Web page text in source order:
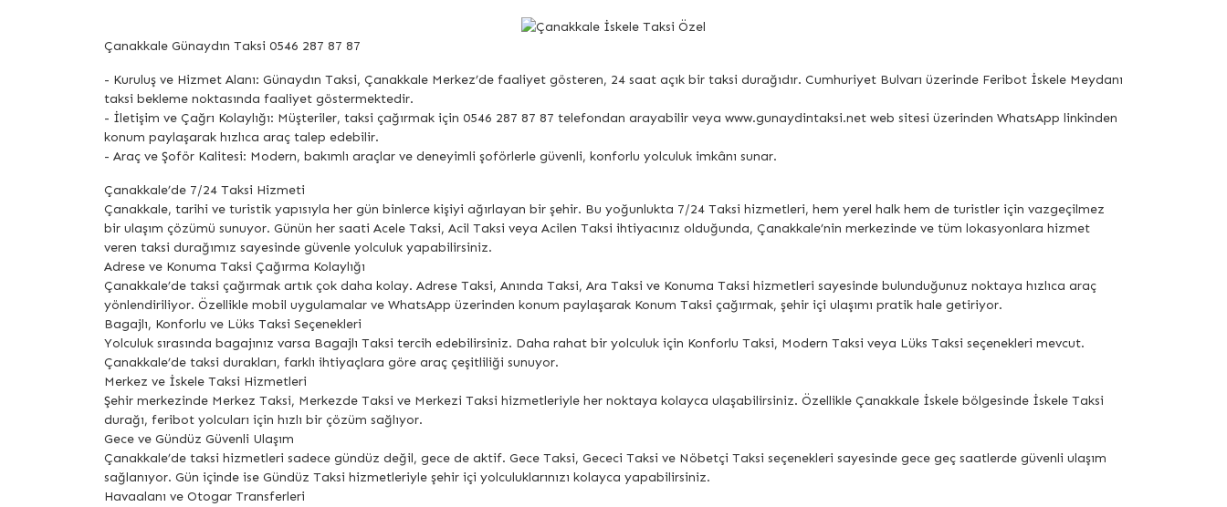
Çanakkale Günaydın Taksi 0546 287 87 87
- Kuruluş ve Hizmet Alanı: Günaydın Taksi, Çanakkale Merkez’de faaliyet gösteren, 24 saat açık bir taksi durağıdır. Cumhuriyet Bulvarı üzerinde Feribot İskele Meydanı
taksi bekleme noktasında faaliyet göstermektedir.
- İletişim ve Çağrı Kolaylığı: Müşteriler, taksi çağırmak için 0546 287 87 87 telefondan arayabilir veya www.gunaydintaksi.net web sitesi üzerinden WhatsApp linkinden
konum paylaşarak hızlıca araç talep edebilir.
- Araç ve Şoför Kalitesi: Modern, bakımlı araçlar ve deneyimli şoförlerle güvenli, konforlu yolculuk imkânı sunar.
Çanakkale’de 7/24 Taksi Hizmeti
Çanakkale, tarihi ve turistik yapısıyla her gün binlerce kişiyi ağırlayan bir şehir. Bu yoğunlukta 7/24 Taksi hizmetleri, hem yerel halk hem de turistler için vazgeçilmez
bir ulaşım çözümü sunuyor. Günün her saati Acele Taksi, Acil Taksi veya Acilen Taksi ihtiyacınız olduğunda, Çanakkale’nin merkezinde ve tüm lokasyonlara hizmet
veren taksi durağımız sayesinde güvenle yolculuk yapabilirsiniz.
Adrese ve Konuma Taksi Çağırma Kolaylığı
Çanakkale’de taksi çağırmak artık çok daha kolay. Adrese Taksi, Anında Taksi, Ara Taksi ve Konuma Taksi hizmetleri sayesinde bulunduğunuz noktaya hızlıca araç
yönlendiriliyor. Özellikle mobil uygulamalar ve WhatsApp üzerinden konum paylaşarak Konum Taksi çağırmak, şehir içi ulaşımı pratik hale getiriyor.
Bagajlı, Konforlu ve Lüks Taksi Seçenekleri
Yolculuk sırasında bagajınız varsa Bagajlı Taksi tercih edebilirsiniz. Daha rahat bir yolculuk için Konforlu Taksi, Modern Taksi veya Lüks Taksi seçenekleri mevcut.
Çanakkale’de taksi durakları, farklı ihtiyaçlara göre araç çeşitliliği sunuyor.
Merkez ve İskele Taksi Hizmetleri
Şehir merkezinde Merkez Taksi, Merkezde Taksi ve Merkezi Taksi hizmetleriyle her noktaya kolayca ulaşabilirsiniz. Özellikle Çanakkale İskele bölgesinde İskele Taksi
durağı, feribot yolcuları için hızlı bir çözüm sağlıyor.
Gece ve Gündüz Güvenli Ulaşım
Çanakkale’de taksi hizmetleri sadece gündüz değil, gece de aktif. Gece Taksi, Gececi Taksi ve Nöbetçi Taksi seçenekleri sayesinde gece geç saatlerde güvenli ulaşım
sağlanıyor. Gün içinde ise Gündüz Taksi hizmetleriyle şehir içi yolculuklarınızı kolayca yapabilirsiniz.
Havaalanı ve Otogar Transferleri